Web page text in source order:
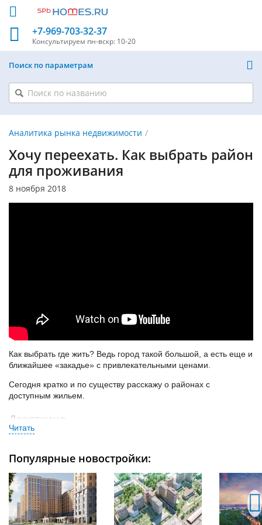
+7-969-703-32-37
Консультируем пн-вскр: 10-20
Поиск по параметрам
Аналитика рынка недвижимости
Хочу переехать. Как выбрать район
для проживания
8 ноября 2018
Как выбрать где жить? Ведь город такой большой, а есть еще и
ближайшее «закадье» с привлекательными ценами.
Сегодня кратко и по существу расскажу о районах с
доступным жильем.
Девяткино
Девяткино, Мурино, и Бугры. Минимальная цена студии – 1,2
млн.
Из особенностей:
есть метро «Девяткино»;
прописка Ленобласть;
Популярные новостройки: